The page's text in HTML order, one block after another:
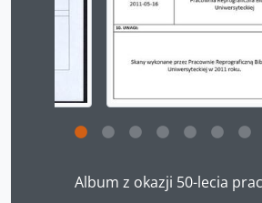
Album z okazji 50-lecia